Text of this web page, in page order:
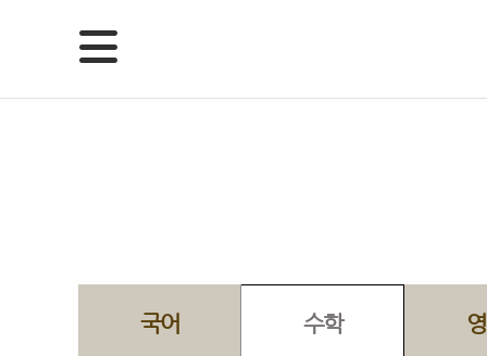
국어 수학